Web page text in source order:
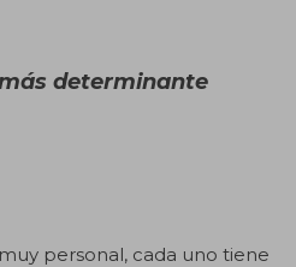
determinante
personal, cada uno tiene